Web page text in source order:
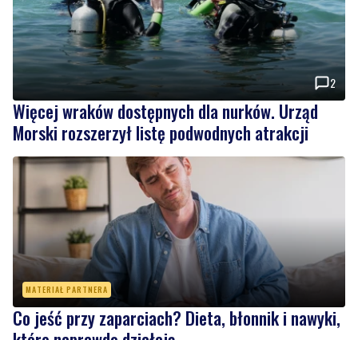
2
Więcej wraków dostępnych dla nurków. Urząd
Morski rozszerzył listę podwodnych atrakcji
MATERIAŁ PARTNERA
Co jeść przy zaparciach? Dieta, błonnik i nawyki,